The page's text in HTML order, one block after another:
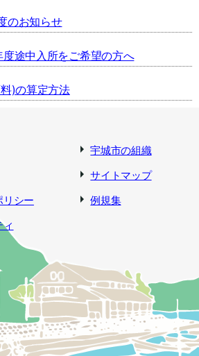
のお知らせ
度途中入所をご希望の方へ
)の算定方法
宇城市の組織
サイトマップ
リシー
例規集